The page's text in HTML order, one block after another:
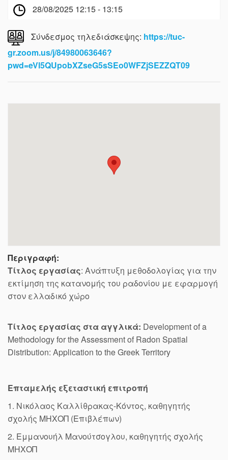
28/08/2025 12:15 - 13:15
Σύνδεσμος τηλεδιάσκεψης: https://tuc-
gr.zoom.us/j/84980063646?
pwd=eVl5QUpobXZseG5sSEo0WFZjSEZZQT09
Περιγραφή:
Τίτλος εργασίας: Ανάπτυξη μεθοδολογίας για την
εκτίμηση της κατανομής του ραδονίου με εφαρμογή
στον ελλαδικό χώρο
Τίτλος εργασίας στα αγγλικά: Development of a
Methodology for the Assessment of Radon Spatial
Distribution: Application to the Greek Territory
Επταμελής εξεταστική επιτροπή
1. Νικόλαος Καλλίθρακας-Κόντος, καθηγητής
σχολής ΜΗΧΟΠ (Επιβλέπων)
2. Εμμανουήλ Μανούτσογλου, καθηγητής σχολής
ΜΗΧΟΠ